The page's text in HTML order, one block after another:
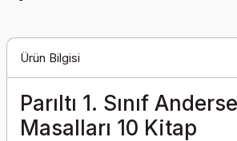
Ürün Bilgisi
Parıltı 1. Sınıf
Masalları 10 Kitap